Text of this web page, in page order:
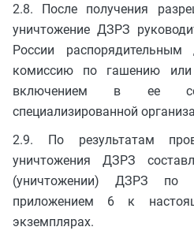
2.8. После получения
уничтожение ДЗРЗ
России распорядительным
комиссию по гашению
включением в ее
специализированной
2.9. По результатам
уничтожения ДЗРЗ
(уничтожении) ДЗРЗ по
приложением 6 к
экземплярах.